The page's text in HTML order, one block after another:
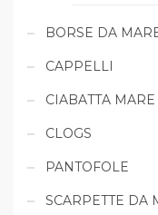
BORSE DA
CAPPELLI
CIABATTA MARE
CLOGS
PANTOFOLE
SCARPETTE DA